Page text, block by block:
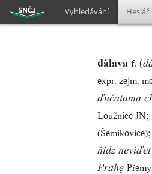
Vyhledávání Heslář
dálava f. (
expr. zejm.
ďučatama
Loužnice JN;
(Šemíkovice);
ňidz neviďet
Prah